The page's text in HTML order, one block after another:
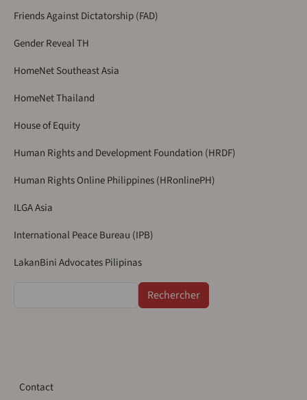
Friends Against Dictatorship (FAD)
Gender Reveal TH
HomeNet Southeast Asia
HomeNet Thailand
House of Equity
Human Rights and Development Foundation (HRDF)
Human Rights Online Philippines (HRonlinePH)
ILGA Asia
International Peace Bureau (IPB)
LakanBini Advocates Pilipinas
Contact
Contact